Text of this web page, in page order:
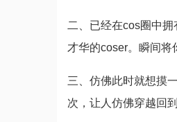
二、已经在cos圈中
才华的coser。瞬间将
三、仿佛此时就想摸
次，让人仿佛穿越回